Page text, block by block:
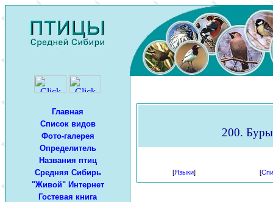
Главная
Список видов
Фото-галерея
Определитель
Названия птиц
Средняя Сибирь
"Живой" Интернет
Гостевая книга
200.
[Языки] [